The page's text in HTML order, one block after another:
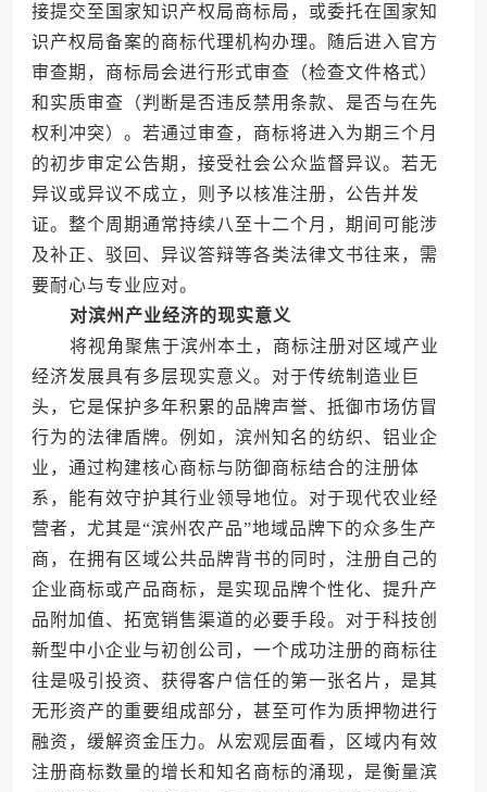
接提交至国家知识产权局商标局，或委托在国家知
识产权局备案的商标代理机构办理。随后进入官方
审查期，商标局会进行形式审查（检查文件格式）
和实质审查（判断是否违反禁用条款、是否与在先
权利冲突）。若通过审查，商标将进入为期三个月
的初步审定公告期，接受社会公众监督异议。若无
异议或异议不成立，则予以核准注册，公告并发
证。整个周期通常持续八至十二个月，期间可能涉
及补正、驳回、异议答辩等各类法律文书往来，需
要耐心与专业应对。
对滨州产业经济的现实意义
将视角聚焦于滨州本土，商标注册对区域产业
经济发展具有多层现实意义。对于传统制造业巨
头，它是保护多年积累的品牌声誉、抵御市场仿冒
行为的法律盾牌。例如，滨州知名的纺织、铝业企
业，通过构建核心商标与防御商标结合的注册体
系，能有效守护其行业领导地位。对于现代农业经
营者，尤其是“滨州农产品”地域品牌下的众多生产
商，在拥有区域公共品牌背书的同时，注册自己的
企业商标或产品商标，是实现品牌个性化、提升产
品附加值、拓宽销售渠道的必要手段。对于科技创
新型中小企业与初创公司，一个成功注册的商标往
往是吸引投资、获得客户信任的第一张名片，是其
无形资产的重要组成部分，甚至可作为质押物进行
融资，缓解资金压力。从宏观层面看，区域内有效
注册商标数量的增长和知名商标的涌现，是衡量滨